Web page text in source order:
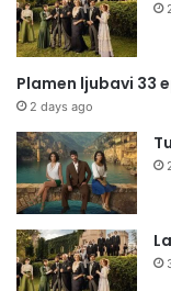
Plamen ljubavi 33
2 days ago